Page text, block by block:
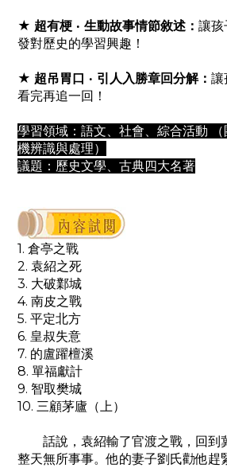
★ 超有梗 ‧ 生動故事情節敘述： 讓孩
發對歷史的學習興趣！
★ 超吊胃口 ‧ 引人入勝章回分解： 讓
看完再追一回！
學習領域：語文、社會、綜合活動
機辨識與處理）
議題：歷史文學、古典四大名著
1. 倉亭之戰
2. 袁紹之死
3. 大破鄴城
4. 南皮之戰
5. 平定北方
6. 皇叔失意
7. 的盧躍檀溪
8. 單福獻計
9. 智取樊城
10. 三顧茅廬（上）
話說，袁紹輸了官渡之戰，回到
整天無所事事。他的妻子劉氏勸他趕